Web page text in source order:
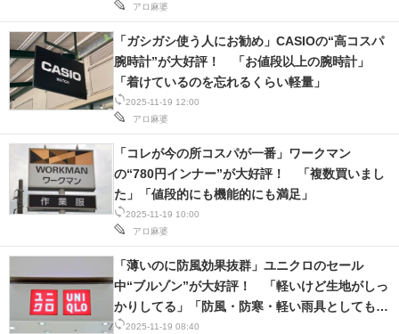
アロ麻婆
2025-11-19 12:00
アロ麻婆
「ガシガシ使う人にお勧め」CASIOの“高コスパ
腕時計”が大好評！ 「お値段以上の腕時計」
「着けているのを忘れるくらい軽量」
2025-11-19 10:00
アロ麻婆
「コレが今の所コスパが一番」ワークマン
の“780円インナー”が大好評！ 「複数買いまし
た」「値段的にも機能的にも満足」
2025-11-19 08:40
「薄いのに防風効果抜群」ユニクロのセール
中“ブルゾン”が大好評！ 「軽いけど生地がしっ
かりしてる」「防風・防寒・軽い雨具としても有
用」